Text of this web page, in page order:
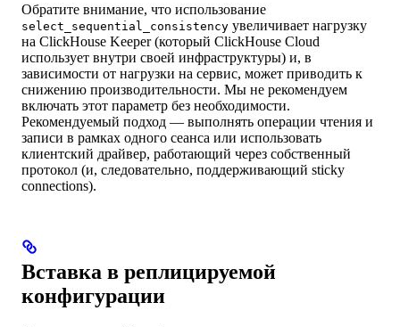
Обратите внимание, что использование
select_sequential_consistency увеличивает нагрузку
на ClickHouse Keeper (который ClickHouse Cloud
использует внутри своей инфраструктуры) и, в
зависимости от нагрузки на сервис, может приводить к
снижению производительности. Мы не рекомендуем
включать этот параметр без необходимости.
Рекомендуемый подход — выполнять операции чтения и
записи в рамках одного сеанса или использовать
клиентский драйвер, работающий через собственный
протокол (и, следовательно, поддерживающий sticky
connections).
Вставка в реплицируемой
конфигурации